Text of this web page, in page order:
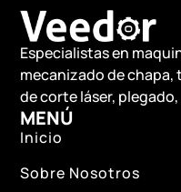
Especialistas en
mecanizado de
de corte láser,
MENÚ
Inicio
Sobre Nosotros